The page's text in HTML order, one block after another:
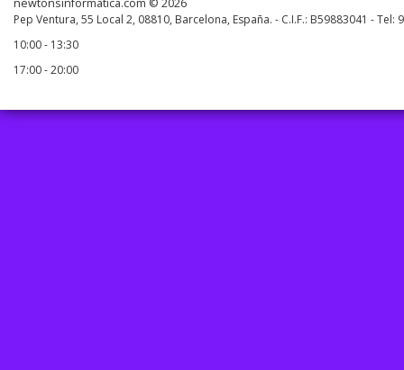
newtonsinformatica.com © 2026
Pep Ventura, 55 Local 2, 08810, Barcelona, España. - C.I.F.: B59883041 - Tel:
10:00 - 13:30
17:00 - 20:00